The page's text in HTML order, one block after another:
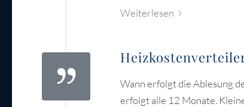
Weiterlesen
Wann erfolgt die Ablesung
erfolgt alle 12 Monate.